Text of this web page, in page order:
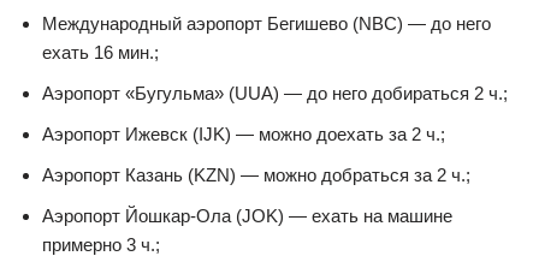
Международный аэропорт Бегишево (NBC) — до него
ехать 16 мин.;
Аэропорт «Бугульма» (UUA) — до него добираться 2 ч.;
Аэропорт Ижевск (IJK) — можно доехать за 2 ч.;
Аэропорт Казань (KZN) — можно добраться за 2 ч.;
Аэропорт Йошкар-Ола (JOK) — ехать на машине
примерно 3 ч.;